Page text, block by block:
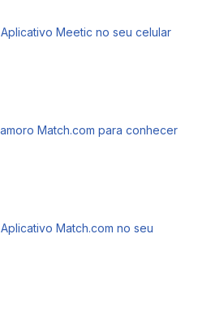
Meetic no seu celular
Match.com para conhecer
Match.com no seu